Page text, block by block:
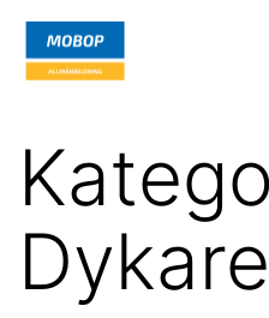
Hoppa
Mobop.org
Dykare